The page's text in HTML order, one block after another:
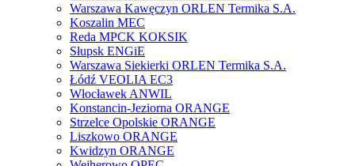
Warszawa Kawęczyn ORLEN Termika S.A.
Koszalin MEC
Reda MPCK KOKSIK
Słupsk ENGiE
Warszawa Siekierki ORLEN Termika S.A.
Łódź VEOLIA EC3
Włocławek ANWIL
Konstancin-Jeziorna ORANGE
Strzelce Opolskie ORANGE
Liszkowo ORANGE
Kwidzyn ORANGE